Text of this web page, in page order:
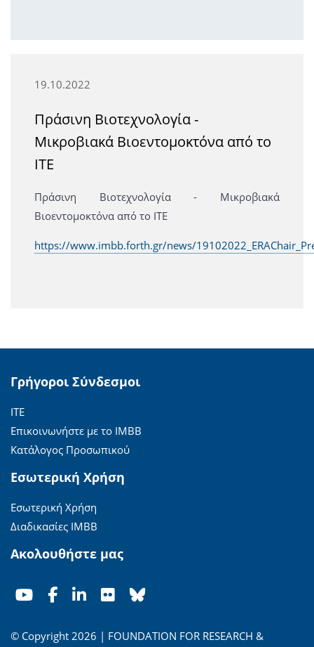
19.10.2022
Πράσινη Βιοτεχνολογία -
Μικροβιακά Βιοεντομοκτόνα από το
ΙΤΕ
Πράσινη Βιοτεχνολογία - Μικροβιακά
Βιοεντομοκτόνα από το ΙΤΕ
https://www.imbb.forth.gr/news/
Γρήγοροι Σύνδεσμοι
ΙΤΕ
Επικοινωνήστε με το ΙΜΒΒ
Κατάλογος Προσωπικού
Εσωτερική Χρήση
Εσωτερική Χρήση
Διαδικασίες ΙΜΒΒ
Ακολουθήστε μας
© Copyright 2026 | FOUNDATION FOR RESEARCH &